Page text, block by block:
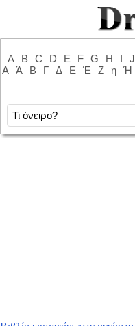
A B C D E F G H I J
Α Ά Β Γ Δ Ε Έ Ζ η Ή